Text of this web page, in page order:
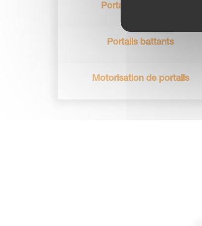
Portails coulissants
Portails battants
Motorisation de portails